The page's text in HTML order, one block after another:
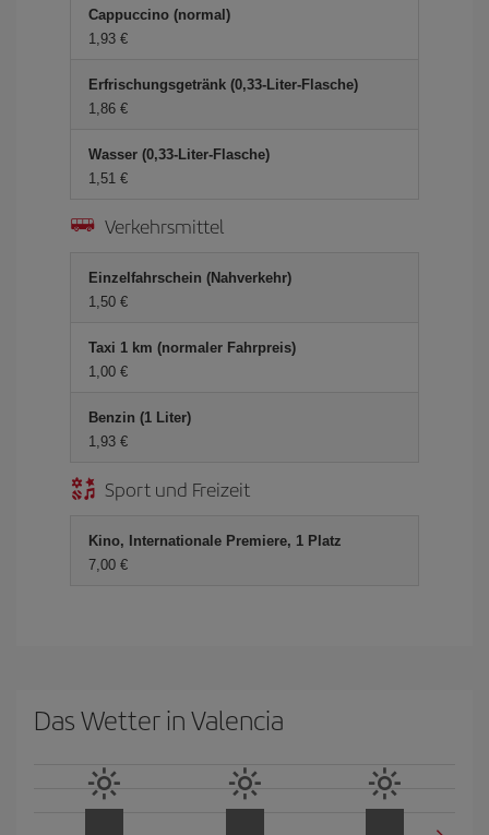
Cappuccino (normal)
1,93 €
Erfrischungsgetränk (0,33-Liter-Flasche)
1,86 €
Wasser (0,33-Liter-Flasche)
1,51 €
Verkehrsmittel
Einzelfahrschein (Nahverkehr)
1,50 €
Taxi 1 km (normaler Fahrpreis)
1,00 €
Benzin (1 Liter)
1,93 €
Sport und Freizeit
Kino, Internationale Premiere, 1 Platz
7,00 €
Das Wetter in Valencia